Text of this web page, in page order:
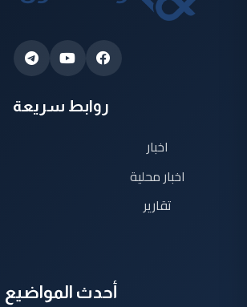
روابط سريعة
اخبار
اخبار محلية
تقارير
أحدث المواضيع